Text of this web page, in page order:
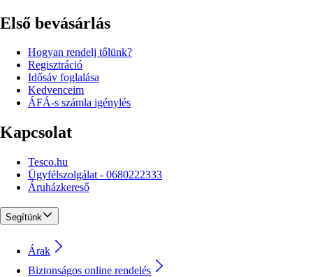
Első bevásárlás
Hogyan rendelj tőlünk?
Regisztráció
Idősáv foglalása
Kedvenceim
ÁFÁ-s számla igénylés
Kapcsolat
Tesco.hu
Ügyfélszolgálat - 0680222333
Áruházkereső
Segítünk
Árak
Biztonságos online rendelés